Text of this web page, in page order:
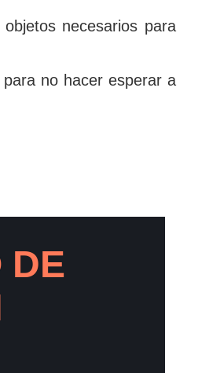
necesarios para
no hacer esperar a
DE